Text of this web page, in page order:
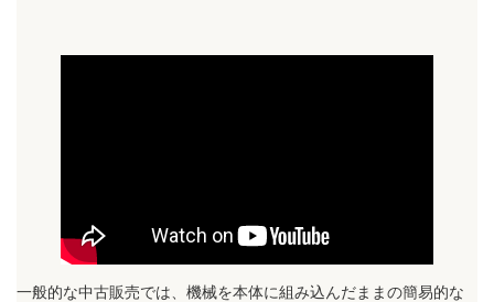
一般的な中古販売では、機械を本体に組み込んだままの簡易的な